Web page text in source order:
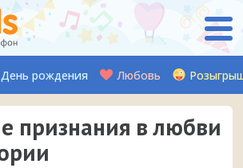
День рождения Любовь
признания в любви